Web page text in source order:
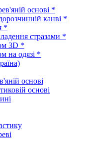
основі *
канві *
*
стразами *
3D *
на одязі *
основі
основі